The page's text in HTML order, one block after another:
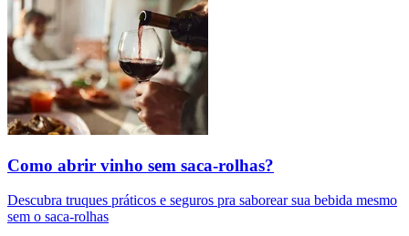
Como abrir vinho sem saca-rolhas?
Descubra truques práticos e seguros pra saborear sua bebida mesmo
sem o saca-rolhas